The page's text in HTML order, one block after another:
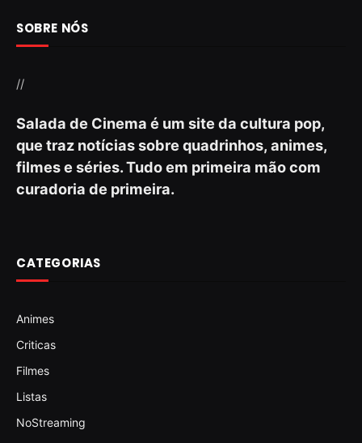
SOBRE NÓS
//
Salada de Cinema é um site da cultura pop,
que traz notícias sobre quadrinhos, animes,
filmes e séries. Tudo em primeira mão com
curadoria de primeira.
CATEGORIAS
Animes
Criticas
Filmes
Listas
NoStreaming